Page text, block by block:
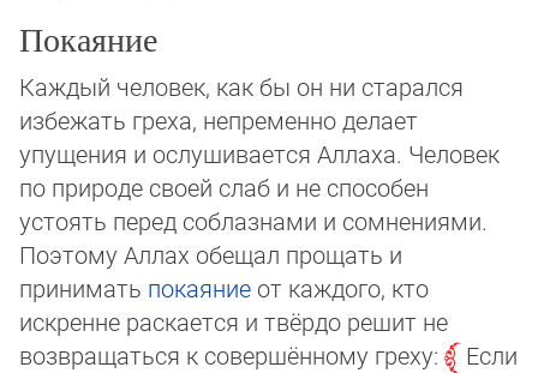
Покаяние
Каждый человек, как бы он ни старался
избежать греха, непременно делает
упущения и ослушивается Аллаха. Человек
по природе своей слаб и не способен
устоять перед соблазнами и сомнениями.
Поэтому Аллах обещал прощать и
принимать покаяние от каждого, кто
искренне раскается и твёрдо решит не
возвращаться к совершённому греху:
Если